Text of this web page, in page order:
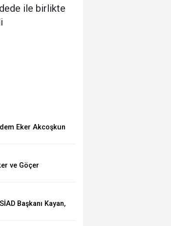
ile birlikte
Eker Akcoşkun
Verildi
ve Göçer
Alp ile Ebru
Başkanı Kayan,
Doları Aştığını